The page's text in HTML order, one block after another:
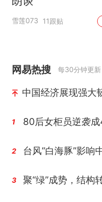
雪莲073 11跟贴
网易热搜 每30分钟更新
中国经济展现强大
1
2 台风“白海豚”影响
3 聚“绿”成势，结构